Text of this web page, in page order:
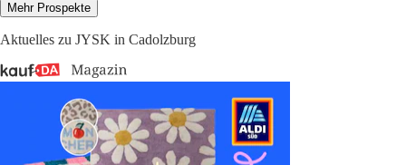
Mehr Prospekte
Aktuelles zu JYSK in Cadolzburg